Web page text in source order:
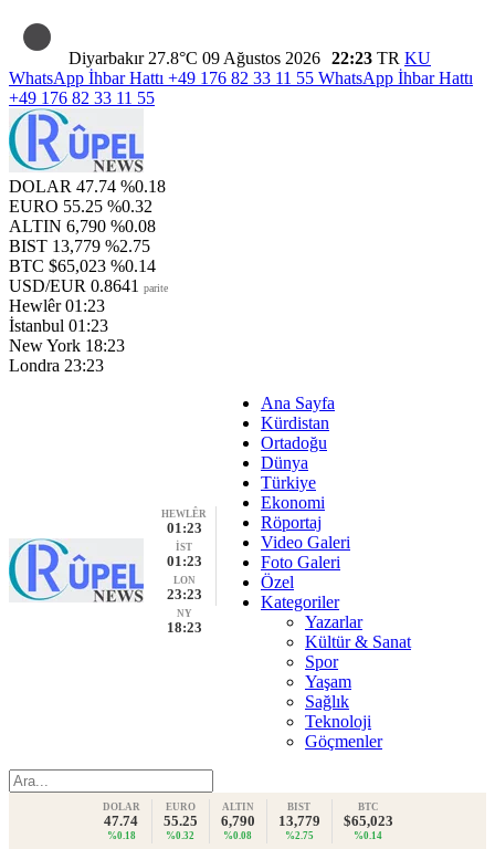
Diyarbakır 27.8°C 09 Ağustos 2026 22:23 TR KU
WhatsApp İhbar Hattı +49 176 82 33 11 55 WhatsApp İhbar Hattı
+49 176 82 33 11 55
DOLAR 47.74 %0.18
EURO 55.25 %0.32
ALTIN 6,790 %0.08
BIST 13,779 %2.75
BTC $65,023 %0.14
USD/EUR 0.8641 parite
Hewlêr 01:23
İstanbul 01:23
New York 18:23
Londra 23:23
HEWLÊR
01:23
İST
01:23
LON
23:23
NY
18:23
Ana Sayfa
Kürdistan
Ortadoğu
Dünya
Türkiye
Ekonomi
Röportaj
Video Galeri
Foto Galeri
Özel
Kategoriler
Yazarlar
Kültür & Sanat
Spor
Yaşam
Sağlık
Teknoloji
Göçmenler
DOLAR
47.74
%0.18
EURO
55.25
%0.32
ALTIN
6,790
%0.08
BIST
13,779
%2.75
BTC
$65,023
%0.14